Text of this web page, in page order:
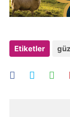
Etiketler